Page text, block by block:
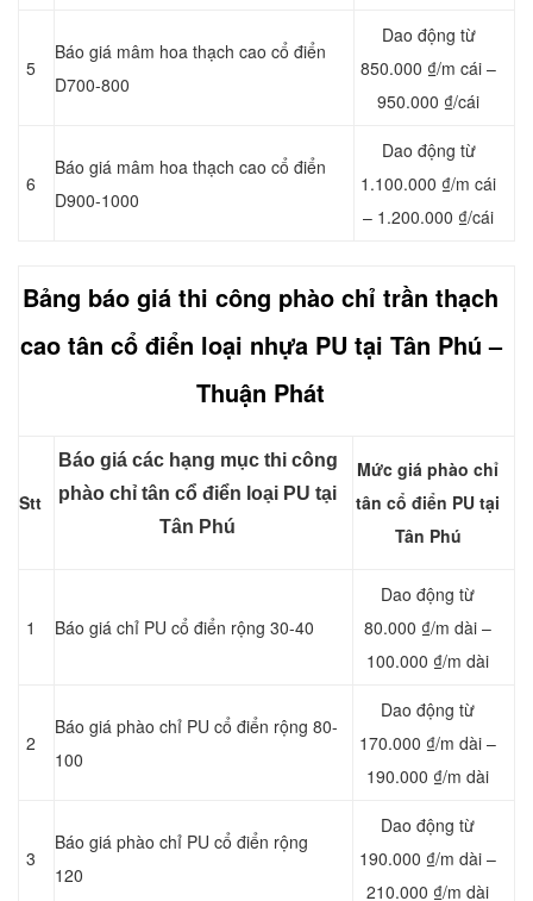
5
Báo giá mâm hoa thạch cao cổ điển
D700-800
Dao động từ
850.000 ₫/m cái –
950.000 ₫/cái
6
Báo giá mâm hoa thạch cao cổ điển
D900-1000
Dao động từ
1.100.000 ₫/m cái
– 1.200.000 ₫/cái
Bảng báo giá thi công phào chỉ trần thạch
cao tân cổ điển loại nhựa PU tại Tân Phú –
Thuận Phát
Stt
Báo giá các hạng mục thi công
phào chỉ tân cổ điển loại PU tại
Tân Phú
Mức giá phào chỉ
tân cổ điển PU tại
Tân Phú
1 Báo giá chỉ PU cổ điển rộng 30-40
Dao động từ
80.000 ₫/m dài –
100.000 ₫/m dài
2
Báo giá phào chỉ PU cổ điển rộng 80-
100
Dao động từ
170.000 ₫/m dài –
190.000 ₫/m dài
3
Báo giá phào chỉ PU cổ điển rộng
120
Dao động từ
190.000 ₫/m dài –
210.000 ₫/m dài